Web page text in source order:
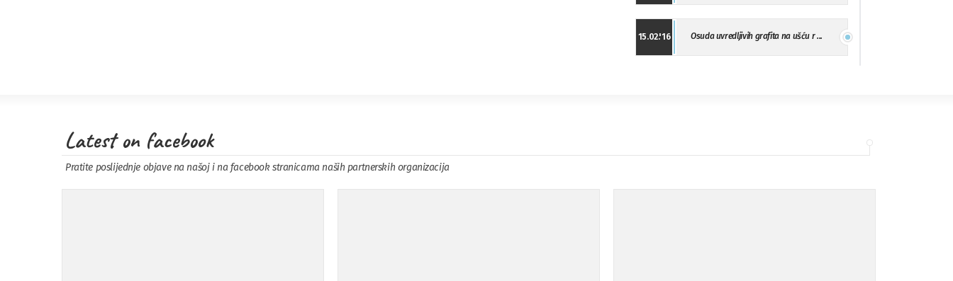
15.02.'16 Osuda uvredljivih grafita na ušću r ...
09.11.'15 Osuda incidenta tokom dženaze na Pe ...
Latest on facebook
Pratite poslijednje objave na našoj i na facebook stranicama naših partnerskih organizacija